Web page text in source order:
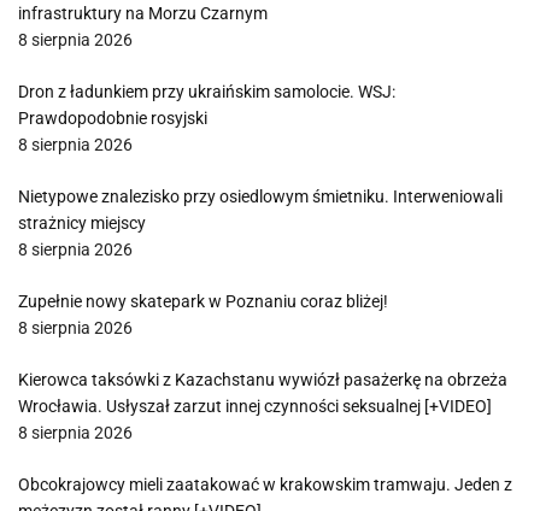
infrastruktury na Morzu Czarnym
8 sierpnia 2026
Dron z ładunkiem przy ukraińskim samolocie. WSJ:
Prawdopodobnie rosyjski
8 sierpnia 2026
Nietypowe znalezisko przy osiedlowym śmietniku. Interweniowali
strażnicy miejscy
8 sierpnia 2026
Zupełnie nowy skatepark w Poznaniu coraz bliżej!
8 sierpnia 2026
Kierowca taksówki z Kazachstanu wywiózł pasażerkę na obrzeża
Wrocławia. Usłyszał zarzut innej czynności seksualnej [+VIDEO]
8 sierpnia 2026
Obcokrajowcy mieli zaatakować w krakowskim tramwaju. Jeden z